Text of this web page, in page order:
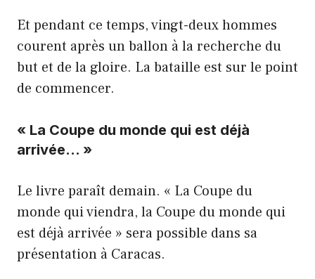
Et pendant ce temps, vingt-deux hommes
courent après un ballon à la recherche du
but et de la gloire. La bataille est sur le point
de commencer.
« La Coupe du monde qui est déjà
arrivée… »
Le livre paraît demain. « La Coupe du
monde qui viendra, la Coupe du monde qui
est déjà arrivée » sera possible dans sa
présentation à Caracas.